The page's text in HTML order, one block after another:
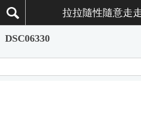
拉拉隨性隨意走
DSC06330